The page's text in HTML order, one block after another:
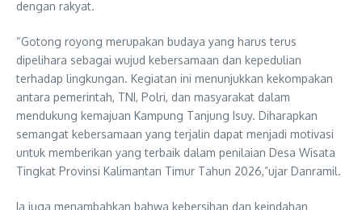
dengan rakyat.
“Gotong royong merupakan budaya yang harus terus
dipelihara sebagai wujud kebersamaan dan kepedulian
terhadap lingkungan. Kegiatan ini menunjukkan kekompakan
antara pemerintah, TNI, Polri, dan masyarakat dalam
mendukung kemajuan Kampung Tanjung Isuy. Diharapkan
semangat kebersamaan yang terjalin dapat menjadi motivasi
untuk memberikan yang terbaik dalam penilaian Desa Wisata
Tingkat Provinsi Kalimantan Timur Tahun 2026,”ujar Danramil.
Ia juga menambahkan bahwa kebersihan dan keindahan